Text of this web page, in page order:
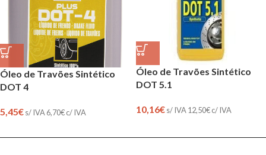
Óleo de Travões Sintético
DOT 4
5,45€s/ IVA 6,70€c/ IVA
Óleo de Travões Sintético
DOT 5.1
10,16€s/ IVA 12,50€c/ IVA